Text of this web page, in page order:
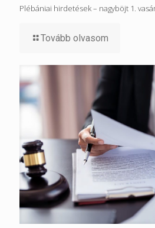
Plébániai hirdetések – nagyböjt 1.
Tovább olvasom